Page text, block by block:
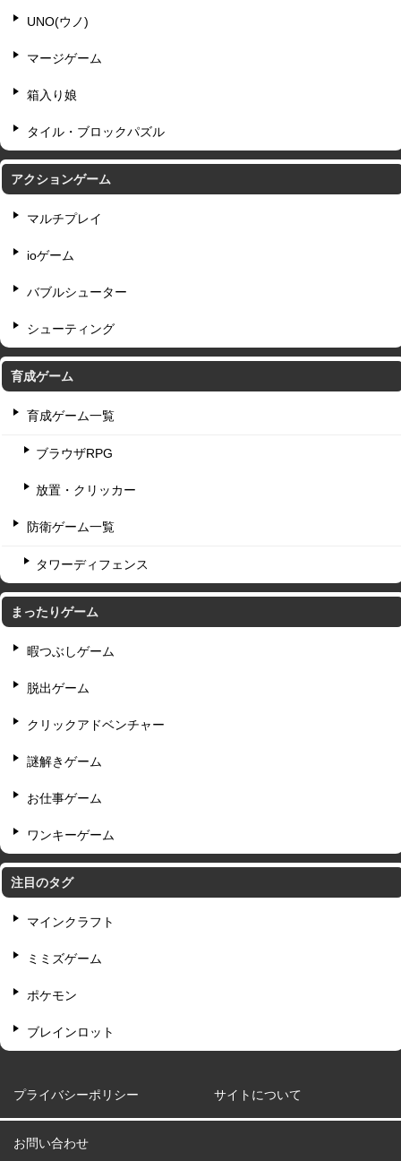
UNO(ウノ)
マージゲーム
箱入り娘
タイル・ブロックパズル
アクションゲーム
マルチプレイ
ioゲーム
バブルシューター
シューティング
育成ゲーム
育成ゲーム一覧
ブラウザRPG
放置・クリッカー
防衛ゲーム一覧
タワーディフェンス
まったりゲーム
暇つぶしゲーム
脱出ゲーム
クリックアドベンチャー
謎解きゲーム
お仕事ゲーム
ワンキーゲーム
注目のタグ
マインクラフト
ミミズゲーム
ポケモン
ブレインロット
プライバシーポリシー サイトについて
お問い合わせ